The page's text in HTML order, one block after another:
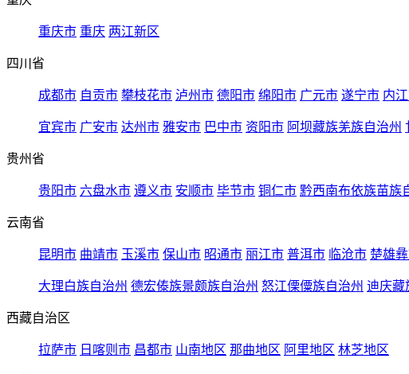
重庆市 重庆 两江新区
四川省
成都市 自贡市 攀枝花市 泸州市 德阳市 绵阳市 广元市 遂宁市 内
宜宾市 广安市 达州市 雅安市 巴中市 资阳市 阿坝藏族羌族自治州
贵州省
贵阳市 六盘水市 遵义市 安顺市 毕节市 铜仁市 黔西南布依族苗族
云南省
昆明市 曲靖市 玉溪市 保山市 昭通市 丽江市 普洱市 临沧市 楚雄
大理白族自治州 德宏傣族景颇族自治州 怒江傈僳族自治州 迪庆藏
西藏自治区
拉萨市 日喀则市 昌都市 山南地区 那曲地区 阿里地区 林芝地区